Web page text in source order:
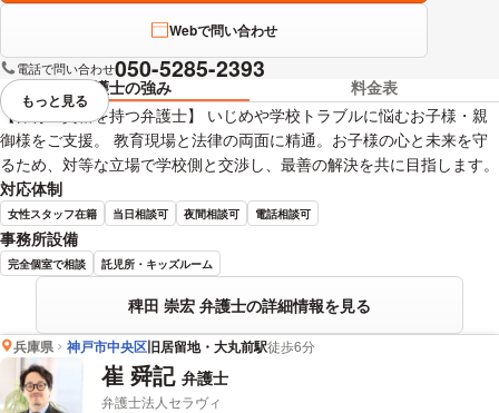
Webで問い合わせ
電話で問い合わせ050-5285-2393
弁護士の強み
料金表
【保育士資格を持つ弁護士】 いじめや学校トラブルに悩むお子様・親
御様をご支援。 教育現場と法律の両面に精通。お子様の心と未来を守
るため、対等な立場で学校側と交渉し、最善の解決を共に目指します。
対応体制
女性スタッフ在籍 当日相談可 夜間相談可 電話相談可
事務所設備
完全個室で相談 託児所・キッズルーム
稗田 崇宏 弁護士の詳細情報を見る
視覚的に省略されている要素を
もっと見る
兵庫県 神戸市中央区旧居留地・大丸前駅徒歩6分
崔 舜記 弁護士
弁護士法人セラヴィ